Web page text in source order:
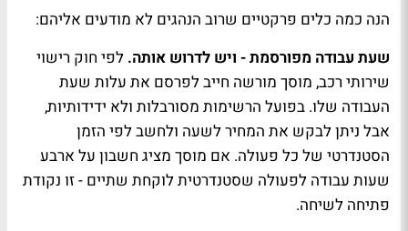
הנה כמה כלים פרקטיים שרוב הנהגים לא מודעים אליהם:
שעת עבודה מפורסמת - ויש לדרוש אותה. לפי חוק רישוי
שירותי רכב, מוסך מורשה חייב לפרסם את עלות שעת
העבודה שלו. בפועל הרשימות מסורבלות ולא ידידותיות,
אבל ניתן לבקש את המחיר לשעה ולחשב לפי הזמן
הסטנדרטי של כל פעולה. אם מוסך מציג חשבון על ארבע
שעות עבודה לפעולה שסטנדרטית לוקחת שתיים - זו נקודת
פתיחה לשיחה.